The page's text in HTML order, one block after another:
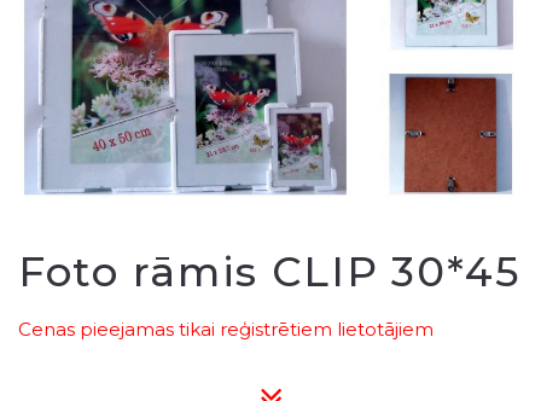
Foto rāmis CLIP 30*45
Cenas pieejamas tikai reģistrētiem lietotājiem